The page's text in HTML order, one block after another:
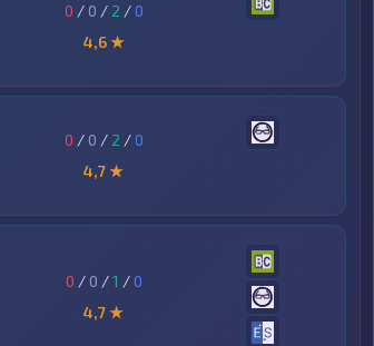
0 / 0 / 2 /0
4,6 ★
0 / 0 / 2 /0
4,7 ★
0 / 0 /1 /0
4,7 ★